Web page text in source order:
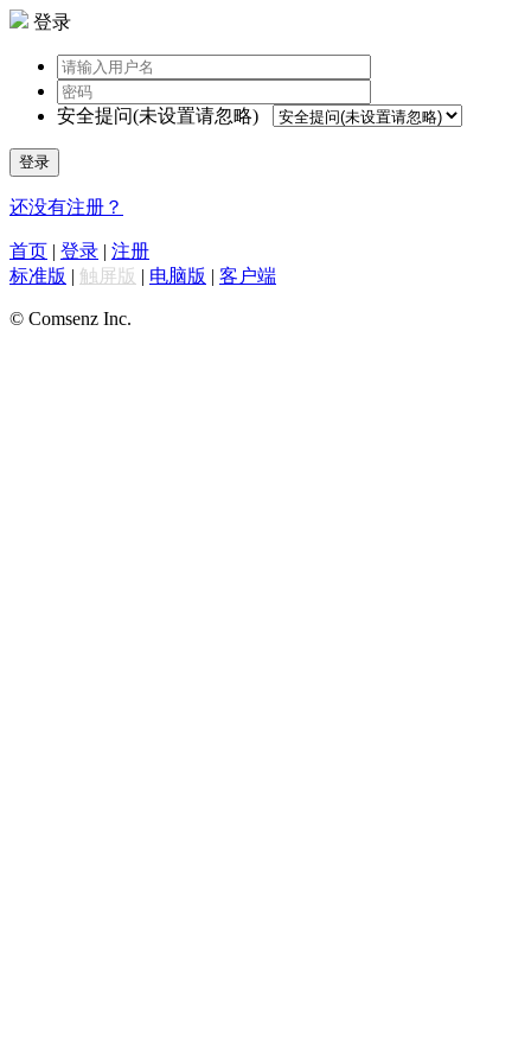
登录
安全提问(未设置请忽略)
登录
还没有注册？
首页 | 登录 | 注册
标准版 | 触屏版 | 电脑版 | 客户端
© Comsenz Inc.